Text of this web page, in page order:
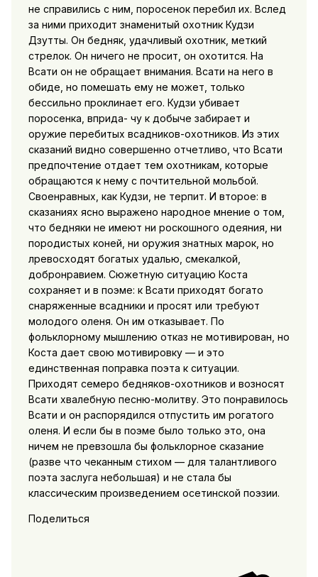
не справились с ним, поросенок перебил их. Вслед
за ними приходит знаменитый охотник Кудзи
Дзутты. Он бедняк, удачливый охотник, меткий
стрелок. Он ничего не просит, он охотится. На
Всати он не обращает внимания. Всати на него в
обиде, но помешать ему не может, только
бессильно проклинает его. Кудзи убивает
поросенка, вприда- чу к добыче забирает и
оружие перебитых всадников-охотников. Из этих
сказаний видно совершенно отчетливо, что Всати
предпочтение отдает тем охотникам, которые
обращаются к нему с почтительной мольбой.
Своенравных, как Кудзи, не терпит. И второе: в
сказаниях ясно выражено народное мнение о том,
что бедняки не имеют ни роскошного одеяния, ни
породистых коней, ни оружия знатных марок, но
лревосходят богатых удалью, смекалкой,
добронравием. Сюжетную ситуацию Коста
сохраняет и в поэме: к Всати приходят богато
снаряженные всадники и просят или требуют
молодого оленя. Он им отказывает. По
фольклорному мышлению отказ не мотивирован, но
Коста дает свою мотивировку — и это
единственная поправка поэта к ситуации.
Приходят семеро бедняков-охотников и возносят
Всати хвалебную песню-молитву. Это понравилось
Всати и он распорядился отпустить им рогатого
оленя. И если бы в поэме было только это, она
ничем не превзошла бы фольклорное сказание
(разве что чеканным стихом — для талантливого
поэта заслуга небольшая) и не стала бы
классическим произведением осетинской поэзии.
Поделиться